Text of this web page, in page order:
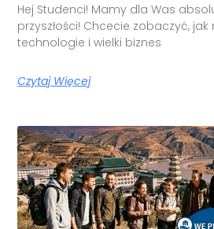
Hej Studenci! Mamy dla Was
przyszłości! Chcecie zobaczyć,
technologie i wielki biznes
Czytaj Więcej